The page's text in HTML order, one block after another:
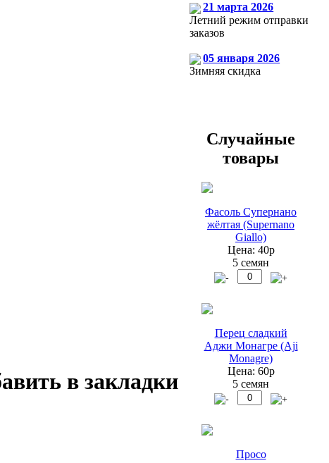
21 марта 2026
Летний режим отправки
заказов
05 января 2026
Зимняя скидка
Случайные
товары
Фасоль Супернано
жёлтая (Supernano
Giallo)
Цена: 40р
5 семян
Перец сладкий
Аджи Монагре (Aji
Monagre)
Цена: 60р
5 семян
Просо